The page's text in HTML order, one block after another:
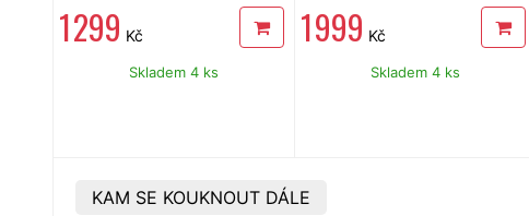
1 299 Kč
Skladem 4 ks
1 999 Kč
Skladem 4 ks
KAM SE KOUKNOUT DÁLE